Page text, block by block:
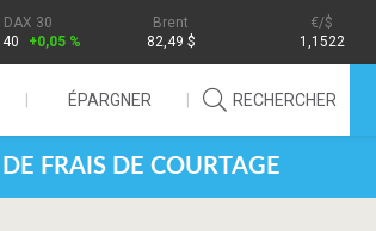
DAX 30
+0,05 %
Brent
82,49 $
/$
1,1522
ÉPARGNER RECHERCHER
FRAIS DE COURTAGE